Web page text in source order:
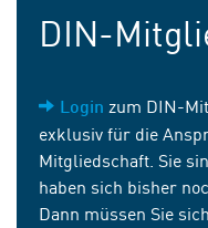
DIN-
Login zum DIN-
exklusiv für die
Mitgliedschaft. Sie
haben sich bisher
Dann müssen Sie